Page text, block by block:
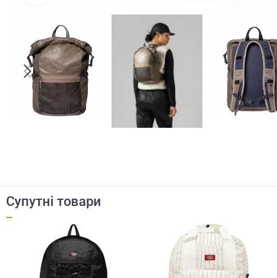
Супутні товари